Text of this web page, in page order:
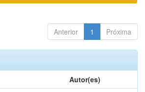
Anterior 1 Próxima
Autor(es)